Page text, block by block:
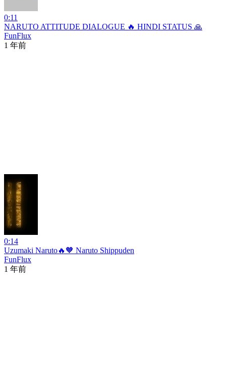
0:11
NARUTO ATTITUDE DIALOGUE 🔥 HINDI STATUS 🙏
FunFlux
1 年前
0:14
Uzumaki Naruto🔥🧡 Naruto Shippuden
FunFlux
1 年前